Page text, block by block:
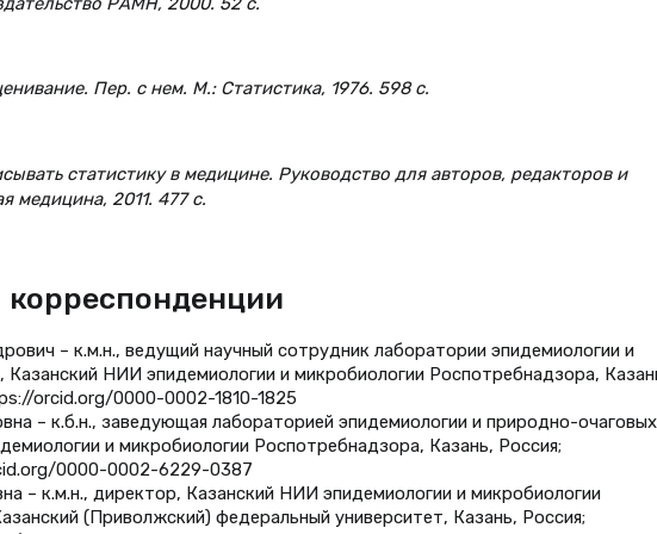
Пер. с нем. М.: Статистика, 1976. 598 с.
статистику в медицине. Руководство для авторов, редакторов и
медицина, 2011. 477 с.
– к.м.н., ведущий научный сотрудник лаборатории эпидемиологии и
НИИ эпидемиологии и микробиологии Роспотребнадзора,
orcid.org/0000-0002-1810-1825
– к.б.н., заведующая лабораторией эпидемиологии и природно-очаговых
и микробиологии Роспотребнадзора, Казань, Россия;
0000-0002-6229-0387
– к.м.н., директор, Казанский НИИ эпидемиологии и микробиологии
(Приволжский) федеральный университет, Казань, Россия;